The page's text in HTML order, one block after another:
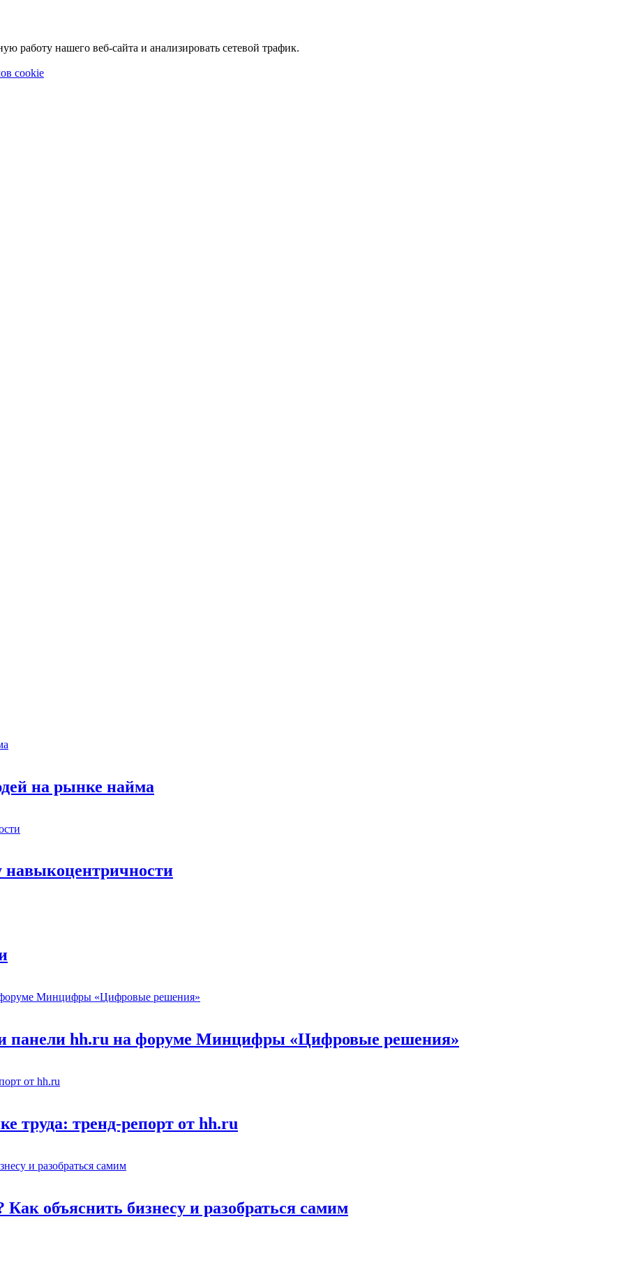
работу нашего веб-сайта и анализировать сетевой трафик.
cookie
на рынке найма
навыкоцентричности
панели hh.ru на форуме Минцифры «Цифровые решения»
труда: тренд-репорт от hh.ru
объяснить бизнесу и разобраться самим